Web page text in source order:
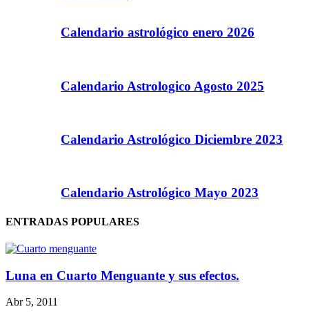
Calendario astrológico enero 2026
Calendario Astrologico Agosto 2025
Calendario Astrológico Diciembre 2023
Calendario Astrológico Mayo 2023
ENTRADAS POPULARES
Luna en Cuarto Menguante y sus efectos.
Abr 5, 2011